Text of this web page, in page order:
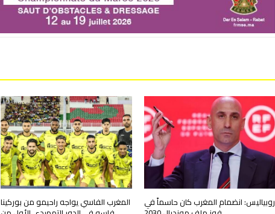
روبياليس: انضمام المغرب كان حاسماً في المغرب الفاسي يواجه راحيمو من بوركينا